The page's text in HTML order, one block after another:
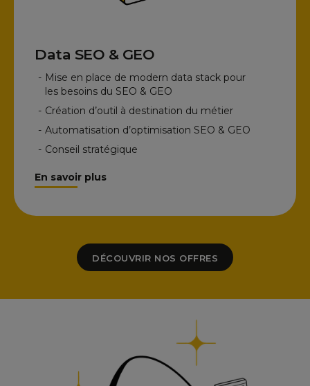
Data SEO & GEO
- Mise en place de modern data stack pour
les besoins du SEO & GEO
- Création d’outil à destination du métier
- Automatisation d’optimisation SEO & GEO
- Conseil stratégique
En savoir plus
DÉCOUVRIR NOS OFFRES